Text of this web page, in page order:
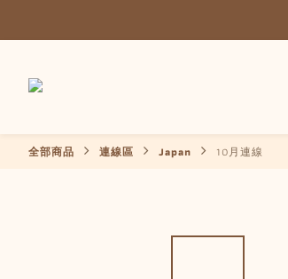
全部商品 連線區 Japan 10月連線